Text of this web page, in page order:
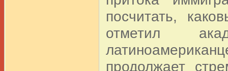
посчитать,
отметил
продолжает